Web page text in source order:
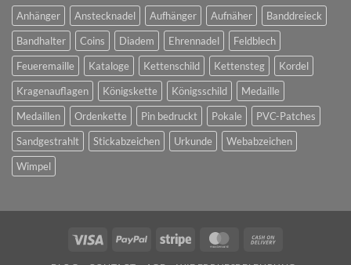
Anhänger Anstecknadel Aufhänger Aufnäher
Banddreieck
Bandhalter
Coins Diadem Ehrennadel
Feldblech
Feueremaille
Kataloge Kettenschild Kettensteg
Kordel
Kragenauflagen
Königskette Königsschild
Medaille
Medaillen
Ordenkette Pin bedruckt Pokale
PVC-Patches
Sandgestrahlt
Stickabzeichen Urkunde
Webabzeichen
Wimpel
Visa PayPal Stripe MasterCard